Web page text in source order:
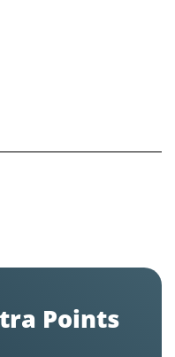
Points